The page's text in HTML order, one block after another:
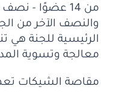
من 14 عضوًا -
والنصف الآخر من
الرئيسية للجنة هي
معالجة وتسوية
مقاصة الشيكات